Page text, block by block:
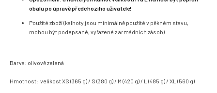
obalu po úpravě předchozího uživatele!
Použité zboží (kalhoty jsou minimálně použité v pěkném stavu,
mohou být podepsané, vyřazené z armádních zásob).
Barva: olivově zelená
Hmotnost: velikost XS (365 g) / S (380 g) / M (420 g) / L (485 g) / XL (560 g)